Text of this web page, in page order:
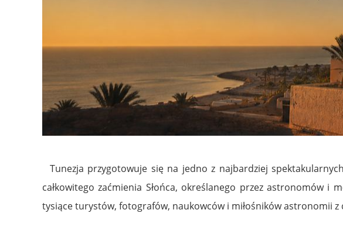
Tunezja przygotowuje się na jedno z najbardziej
całkowitego zaćmienia Słońca, określanego przez astronomów i
tysiące turystów, fotografów, naukowców i miłośników astronomii z